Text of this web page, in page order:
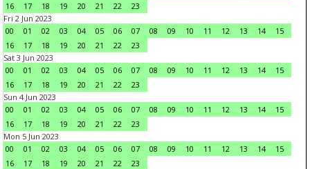
16
17 18 19 20 21 22
23
Fri 2 Jun 2023
00
01 02 03 04 05 06 07 08 09 10 11 12 13 14
15
16
17 18 19 20 21 22
23
Sat 3 Jun 2023
00
01 02 03 04 05 06 07 08 09 10 11 12 13 14
15
16
17 18 19 20 21 22
23
Sun 4 Jun 2023
00
01 02 03 04 05 06 07 08 09 10 11 12 13 14
15
16
17 18 19 20 21 22
23
Mon 5 Jun 2023
00
01 02 03 04 05 06 07 08 09 10 11 12 13 14
15
16
17 18 19 20 21 22
23